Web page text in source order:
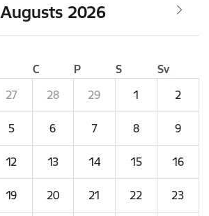
Augusts 2026
C P S
Sv
27 28 29 1 2
5 6 7 8 9
12 13 14 15 16
19 20 21 22 23